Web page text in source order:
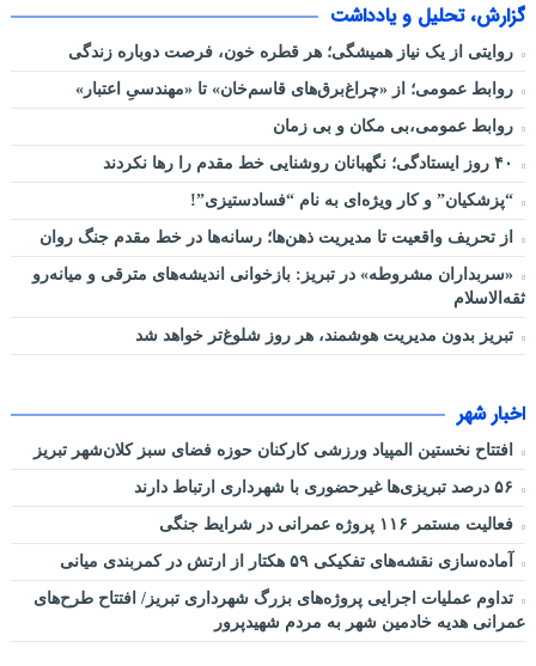
گزارش، تحلیل و یادداشت
روایتی از یک نیاز همیشگی؛ هر قطره خون، فرصت دوباره زندگی
روابط عمومی؛ از «چراغ‌برق‌های قاسم‌خان» تا «مهندسیِ اعتبار»
روابط عمومی،بی مکان و بی زمان
“پزشکیان” و کار ویژه‌ای به نام “فسادستیزی”!
از تحریف واقعیت تا مدیریت ذهن‌ها؛ رسانه‌ها در خط مقدم جنگ روان
«سربداران مشروطه» در تبریز: بازخوانی اندیشه‌های مترقی و میانه‌رو
ثقه‌الاسلام
تبریز بدون مدیریت هوشمند، هر روز شلوغ‌تر خواهد شد
اخبار شهر
افتتاح نخستین المپیاد ورزشی کارکنان حوزه فضای سبز کلان‌شهر تبریز
فعالیت مستمر ۱۱۶ پروژه عمرانی در شرایط جنگی
آماده‌سازی نقشه‌های تفکیکی ۵۹ هکتار از ارتش در کمربندی میانی
تداوم عملیات اجرایی پروژه‌های بزرگ شهرداری تبریز/ افتتاح طرح‌های
عمرانی هدیه خادمین شهر به مردم شهیدپرور